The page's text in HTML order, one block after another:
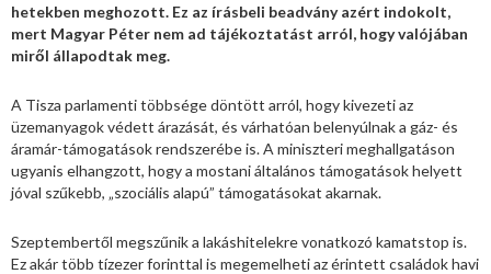
hetekben meghozott. Ez az írásbeli beadvány azért indokolt,
mert Magyar Péter nem ad tájékoztatást arról, hogy valójában
miről állapodtak meg.
A Tisza parlamenti többsége döntött arról, hogy kivezeti az
üzemanyagok védett árazását, és várhatóan belenyúlnak a gáz- és
áramár-támogatások rendszerébe is. A miniszteri meghallgatáson
ugyanis elhangzott, hogy a mostani általános támogatások helyett
jóval szűkebb, „szociális alapú” támogatásokat akarnak.
Szeptembertől megszűnik a lakáshitelekre vonatkozó kamatstop is.
Ez akár több tízezer forinttal is megemelheti az érintett családok havi